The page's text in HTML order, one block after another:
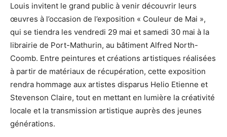
Louis invitent le grand public à venir découvrir leurs
œuvres à l’occasion de l’exposition « Couleur de Mai »,
qui se tiendra les vendredi 29 mai et samedi 30 mai à la
librairie de Port-Mathurin, au bâtiment Alfred North-
Coomb. Entre peintures et créations artistiques réalisées
à partir de matériaux de récupération, cette exposition
rendra hommage aux artistes disparus Helio Etienne et
Stevenson Claire, tout en mettant en lumière la créativité
locale et la transmission artistique auprès des jeunes
générations.